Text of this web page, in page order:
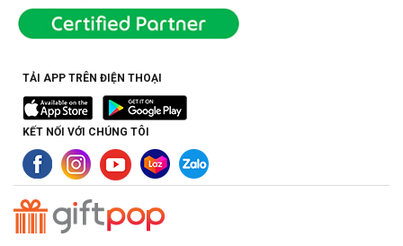
TẢI APP TRÊN ĐIỆN THOẠI
KẾT NỐI VỚI CHÚNG TÔI